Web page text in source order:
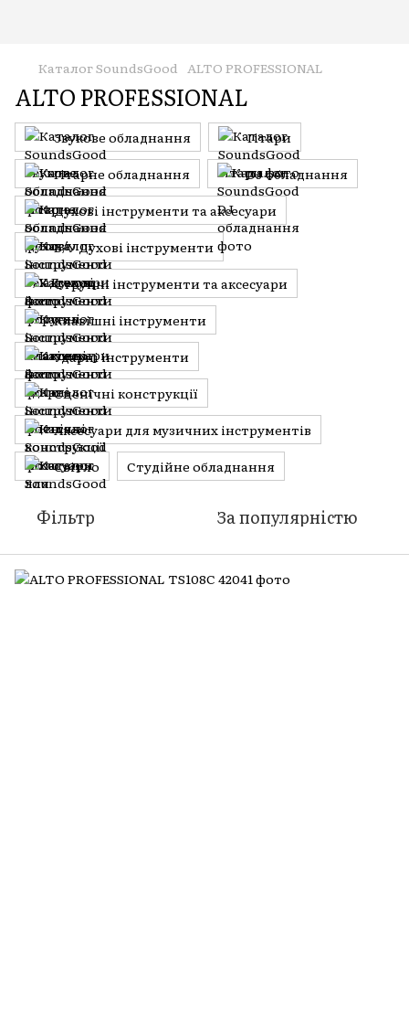
Каталог SoundsGood ALTO PROFESSIONAL
ALTO PROFESSIONAL
Звукове обладнання
Гітари
Гітарне обладнання
DJ обладнання
Духові інструменти та аксесуари
Б/У Духові інструменти
Струнні інструменти та аксесуари
Клавішні інструменти
Ударні інструменти
Сценічні конструкції
Аксесуари для музичних інструментів
Світло
Студійне обладнання
Фільтр За популярністю